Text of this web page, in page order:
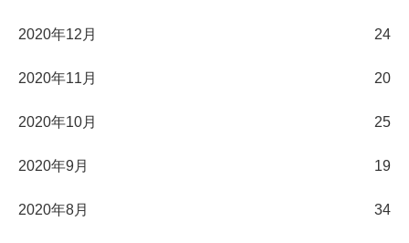
2020年12月 24
2020年11月 20
2020年10月 25
2020年9月 19
2020年8月 34